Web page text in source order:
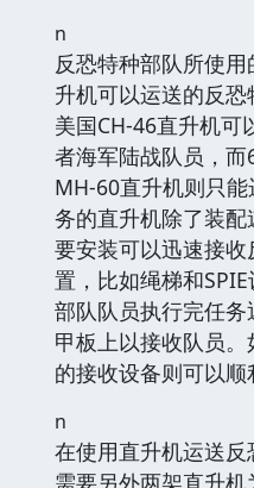
n
反恐特种部队所使
升机可以运送的反恐
美国CH-46直升机可
者海军陆战队员，而
MH-60直升机则只
务的直升机除了装
要安装可以迅速接
置，比如绳梯和
部队队员执行完任
甲板上以接收队员
的接收设备则可以顺
n
在使用直升机运送
需要另外两架直升